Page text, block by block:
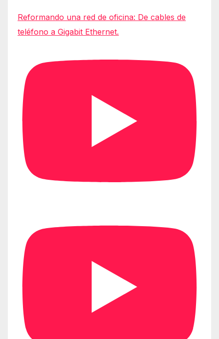
Reformando una red de oficina: De cables de
teléfono a Gigabit Ethernet.